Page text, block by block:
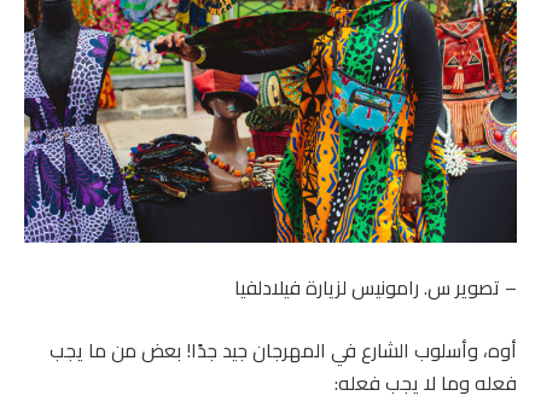
– تصوير س. رامونيس لزيارة فيلادلفيا
أوه، وأسلوب الشارع في المهرجان جيد جدًا! بعض من ما يجب
فعله وما لا يجب فعله: